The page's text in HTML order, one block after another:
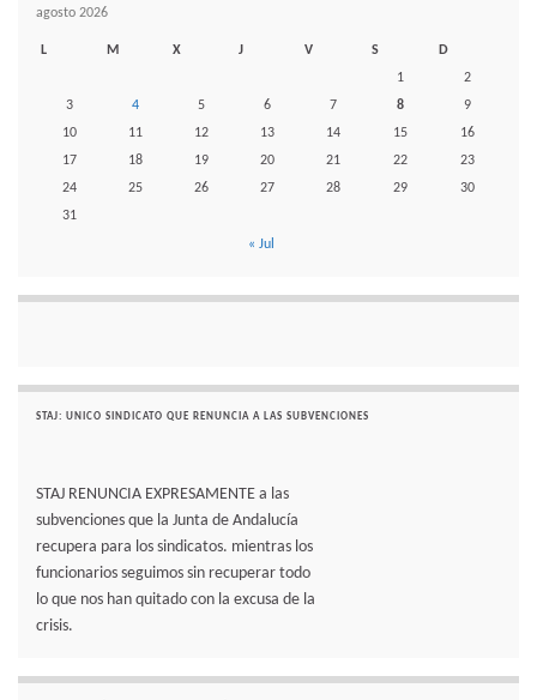
agosto 2026
L M X J V S
D
1
2
3
4 5 6 7 8
9
10
11 12 13 14 15
16
17
18 19 20 21 22
23
24
25 26 27 28 29
30
31
« Jul
STAJ: UNICO SINDICATO QUE RENUNCIA A LAS SUBVENCIONES
STAJ RENUNCIA EXPRESAMENTE a las
subvenciones que la Junta de Andalucía
recupera para los sindicatos. mientras los
funcionarios seguimos sin recuperar todo
lo que nos han quitado con la excusa de la
crisis.